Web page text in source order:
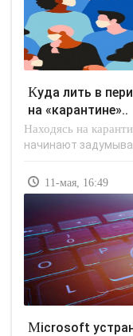
Куда лить в период кризиса и когда экономика
на «карантине»..
Находясь на
начинают
11-мая, 16:49
Microsoft устранила 112 уязвимостей, включая